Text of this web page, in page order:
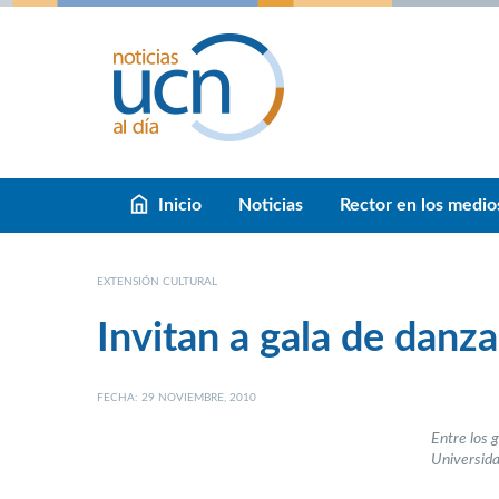
Inicio Noticias Rector en los
EXTENSIÓN CULTURAL
Invitan a gala de danza
FECHA: 29 NOVIEMBRE, 2010
Entre los